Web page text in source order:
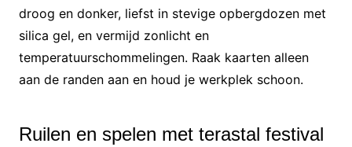
droog en donker, liefst in stevige opbergdozen met
silica gel, en vermijd zonlicht en
temperatuurschommelingen. Raak kaarten alleen
aan de randen aan en houd je werkplek schoon.
Ruilen en spelen met terastal festival